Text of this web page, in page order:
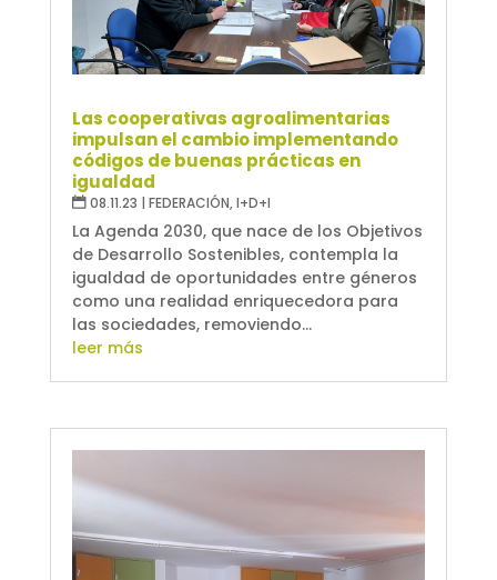
Las cooperativas agroalimentarias
impulsan el cambio implementando
códigos de buenas prácticas en
igualdad
08.11.23 | FEDERACIÓN,I+D+I
La Agenda 2030, que nace de los Objetivos
de Desarrollo Sostenibles, contempla la
igualdad de oportunidades entre géneros
como una realidad enriquecedora para
las sociedades, removiendo...
leer más